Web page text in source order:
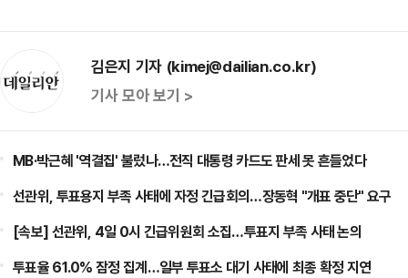
김은지 기자 (kimej@dailian.co.kr)
기사 모아 보기 >
MB·박근혜 '역결집' 불렀나…전직 대통령 카드도 판세 못 흔들었다
선관위, 투표용지 부족 사태에 자정 긴급회의…장동혁 "개표 중단" 요구
[속보] 선관위, 4일 0시 긴급위원회 소집…투표지 부족 사태 논의
투표율 61.0% 잠정 집계…일부 투표소 대기 사태에 최종 확정 지연